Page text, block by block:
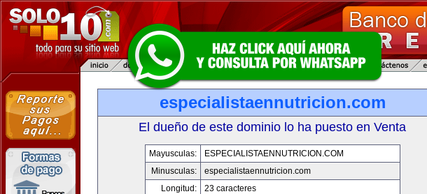
especialistaennutricion.com
El dueño de este dominio lo ha puesto en Venta
Mayusculas:
ESPECIALISTAENNUTRICION.COM
Minusculas:
especialistaennutricion.com
Longitud:
23 caracteres